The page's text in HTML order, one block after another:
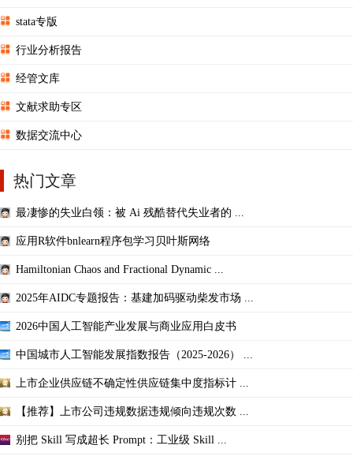
stata专版
行业分析报告
经管文库
文献求助专区
数据交流中心
热门文章
最凄惨的失业白领：被 Ai 残酷替代失业者的 ...
应用R软件bnlearn程序包学习贝叶斯网络
Hamiltonian Chaos and Fractional Dynamic ...
2025年AIDC专题报告：基建加码驱动柴发市场 ...
2026中国人工智能产业发展与商业应用白皮书
中国城市人工智能发展指数报告（2025-2026） ...
上市企业供应链不确定性供应链集中度指标计 ...
【推荐】上市公司违规数据违规倾向违规次数 ...
别把 Skill 写成超长 Prompt：工业级 Skill ...